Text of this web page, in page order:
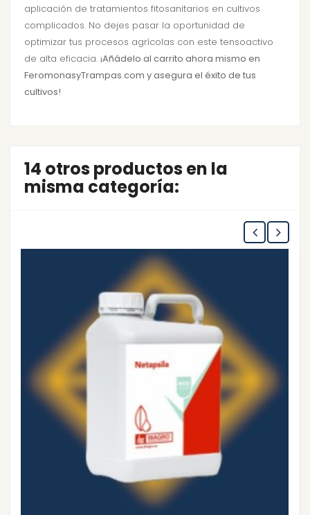
aplicación de tratamientos fitosanitarios en cultivos
complicados. No dejes pasar la oportunidad de
optimizar tus procesos agrícolas con este tensoactivo
de alta eficacia. ¡Añádelo al carrito ahora mismo en
FeromonasyTrampas.com y asegura el éxito de tus
cultivos!
14 otros productos en la
misma categoría: